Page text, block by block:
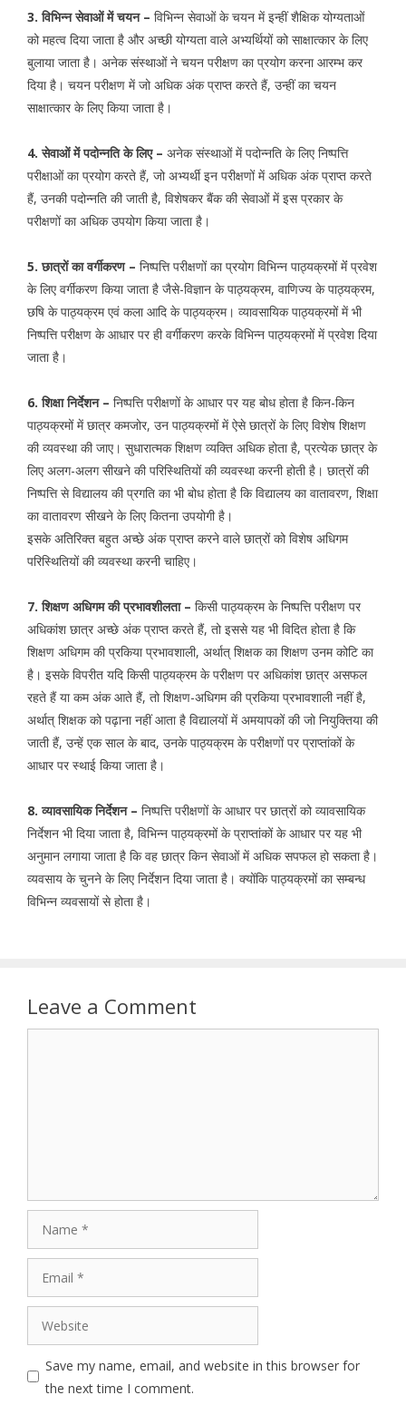
3. विभिन्न सेवाओं में चयन – विभिन्न सेवाओं के चयन में इन्हीं शैक्षिक योग्यताओं
को महत्व दिया जाता है और अच्छी योग्यता वाले अभ्यर्थियों को साक्षात्कार के लिए
बुलाया जाता है। अनेक संस्थाओं ने चयन परीक्षण का प्रयोग करना आरम्भ कर
दिया है। चयन परीक्षण में जो अधिक अंक प्राप्त करते हैं, उन्हीं का चयन
साक्षात्कार के लिए किया जाता है।
4. सेवाओं में पदोन्नति के लिए – अनेक संस्थाओं में पदोन्नति के लिए निष्पत्ति
परीक्षाओं का प्रयोग करते हैं, जो अभ्यर्थी इन परीक्षणों में अधिक अंक प्राप्त करते
हैं, उनकी पदोन्नति की जाती है, विशेषकर बैंक की सेवाओं में इस प्रकार के
परीक्षणों का अधिक उपयोग किया जाता है।
5. छात्रों का वर्गीकरण – निष्पत्ति परीक्षणों का प्रयोग विभिन्न पाठ्यक्रमों मेंं प्रवेश
के लिए वर्गीकरण किया जाता है जैसे-विज्ञान के पाठ्यक्रम, वाणिज्य के पाठ्यक्रम,
छषि के पाठ्यक्रम एवं कला आदि के पाठ्यक्रम। व्यावसायिक पाठ्यक्रमों में भी
निष्पत्ति परीक्षण के आधार पर ही वर्गीकरण करके विभिन्न पाठ्यक्रमों में प्रवेश दिया
जाता है।
6. शिक्षा निर्देशन – निष्पत्ति परीक्षणों के आधार पर यह बोध होता है किन-किन
पाठ्यक्रमों में छात्र कमजोर, उन पाठ्यक्रमों में ऐसे छात्रों के लिए विशेष शिक्षण
की व्यवस्था की जाए। सुधारात्मक शिक्षण व्यक्ति अधिक होता है, प्रत्येक छात्र के
लिए अलग-अलग सीखने की परिस्थितियों की व्यवस्था करनी होती है। छात्रों की
निष्पत्ति से विद्यालय की प्रगति का भी बोध होता है कि विद्यालय का वातावरण, शिक्षा
का वातावरण सीखने के लिए कितना उपयोगी है।
इसके अतिरिक्त बहुत अच्छे अंक प्राप्त करने वाले छात्रों को विशेष अधिगम
परिस्थितियों की व्यवस्था करनी चाहिए।
7. शिक्षण अधिगम की प्रभावशीलता – किसी पाठ्यक्रम के निष्पत्ति परीक्षण पर
अधिकांश छात्र अच्छे अंक प्राप्त करते हैं, तो इससे यह भी विदित होता है कि
शिक्षण अधिगम की प्रकिया प्रभावशाली, अर्थात् शिक्षक का शिक्षण उनम कोटि का
है। इसके विपरीत यदि किसी पाठ्यक्रम के परीक्षण पर अधिकांश छात्र असफल
रहते हैं या कम अंक आते हैं, तो शिक्षण-अधिगम की प्रकिया प्रभावशाली नहीं है,
अर्थात् शिक्षक को पढ़ाना नहीं आता है विद्यालयों में अमयापकों की जो नियुक्तिया की
जाती हैं, उन्हें एक साल के बाद, उनके पाठ्यक्रम के परीक्षणों पर प्राप्तांकों के
आधार पर स्थाई किया जाता है।
8. व्यावसायिक निर्देशन – निष्पत्ति परीक्षणों के आधार पर छात्रों को व्यावसायिक
निर्देशन भी दिया जाता है, विभिन्न पाठ्यक्रमों के प्राप्तांकों के आधार पर यह भी
अनुमान लगाया जाता है कि वह छात्र किन सेवाओं में अधिक सपफल हो सकता है।
व्यवसाय के चुनने के लिए निर्देशन दिया जाता है। क्योंकि पाठ्यक्रमों का सम्बन्ध
विभिन्न व्यवसायों से होता है।
Leave a Comment
Save my name, email, and website in this browser for
the next time I comment.